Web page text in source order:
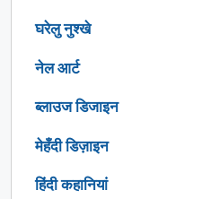
घरेलु नुश्खे
नेल आर्ट
ब्लाउज डिजाइन
मेहँदी डिज़ाइन
हिंदी कहानियां